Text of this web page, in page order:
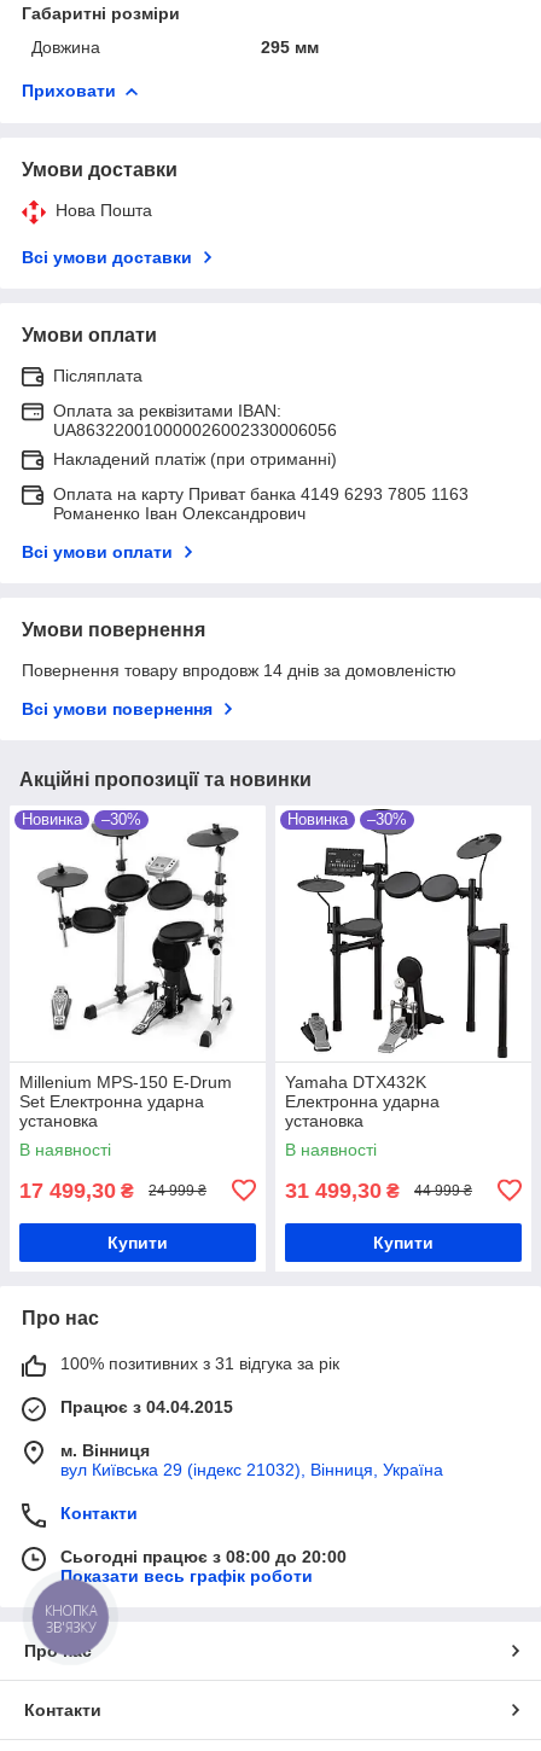
Габаритні розміри
Довжина
295 мм
Приховати
Умови доставки
Нова Пошта
Всі умови доставки
Умови оплати
Післяплата
Оплата за реквізитами IBAN:
UA863220010000026002330006056
Накладений платіж (при отриманні)
Оплата на карту Приват банка 4149 6293 7805 1163
Романенко Іван Олександрович
Всі умови оплати
Умови повернення
Повернення товару впродовж 14 днів за домовленістю
Всі умови повернення
Акційні пропозиції та новинки
Новинка –30%
Millenium MPS-150 E-Drum
Set Електронна ударна
установка
В наявності
17 499,30 ₴ 24 999 ₴
Купити
Новинка –30%
Yamaha DTX432K
Електронна ударна
установка
В наявності
31 499,30 ₴ 44 999 ₴
Купити
Про нас
100% позитивних з 31 відгука за рік
Працює з 04.04.2015
м. Вінниця
вул Київська 29 (індекс 21032), Вінниця, Україна
Контакти
Сьогодні працює з 08:00 до 20:00
Показати весь графік роботи
Про нас
Контакти
КНОПКА
ЗВ'ЯЗКУ